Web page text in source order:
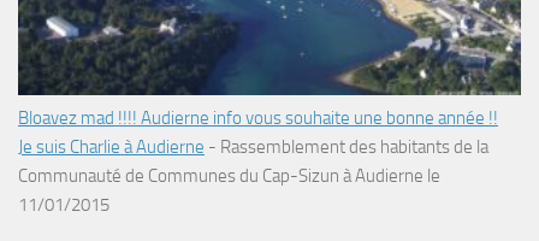
Bloavez mad !!!! Audierne info vous souhaite une bonne année !!
Je suis Charlie à Audierne - Rassemblement des habitants de la
Communauté de Communes du Cap-Sizun à Audierne le
11/01/2015